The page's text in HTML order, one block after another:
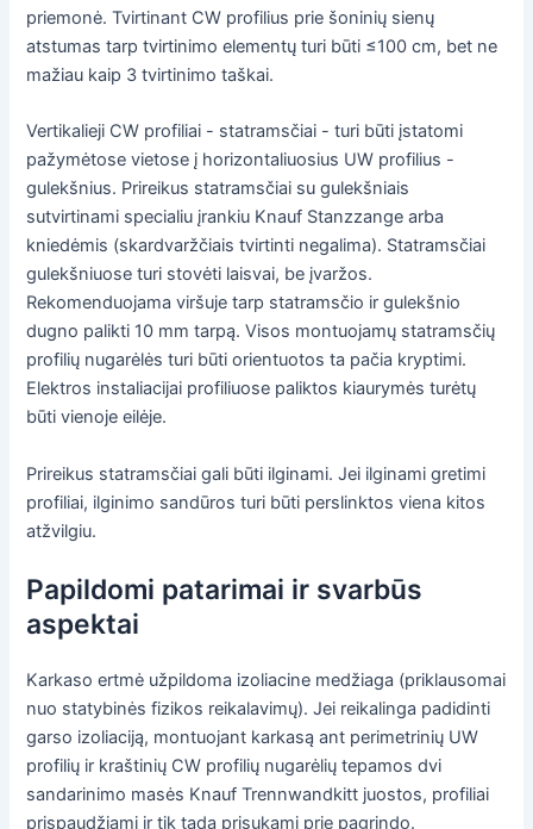
priemonė. Tvirtinant CW profilius prie šoninių sienų
atstumas tarp tvirtinimo elementų turi būti ≤100 cm, bet ne
mažiau kaip 3 tvirtinimo taškai.
Vertikalieji CW profiliai - statramsčiai - turi būti įstatomi
pažymėtose vietose į horizontaliuosius UW profilius -
gulekšnius. Prireikus statramsčiai su gulekšniais
sutvirtinami specialiu įrankiu Knauf Stanzzange arba
kniedėmis (skardvaržčiais tvirtinti negalima). Statramsčiai
gulekšniuose turi stovėti laisvai, be įvaržos.
Rekomenduojama viršuje tarp statramsčio ir gulekšnio
dugno palikti 10 mm tarpą. Visos montuojamų statramsčių
profilių nugarėlės turi būti orientuotos ta pačia kryptimi.
Elektros instaliacijai profiliuose paliktos kiaurymės turėtų
būti vienoje eilėje.
Prireikus statramsčiai gali būti ilginami. Jei ilginami gretimi
profiliai, ilginimo sandūros turi būti perslinktos viena kitos
atžvilgiu.
Papildomi patarimai ir svarbūs
aspektai
Karkaso ertmė užpildoma izoliacine medžiaga (priklausomai
nuo statybinės fizikos reikalavimų). Jei reikalinga padidinti
garso izoliaciją, montuojant karkasą ant perimetrinių UW
profilių ir kraštinių CW profilių nugarėlių tepamos dvi
sandarinimo masės Knauf Trennwandkitt juostos, profiliai
prispaudžiami ir tik tada prisukami prie pagrindo.